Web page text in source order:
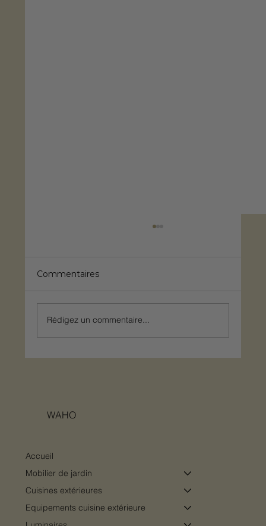
Commentaires
Rédigez un commentaire...
WAHO
Accueil
Mobilier de jardin
Cuisines extérieures
Equipements cuisine extérieure